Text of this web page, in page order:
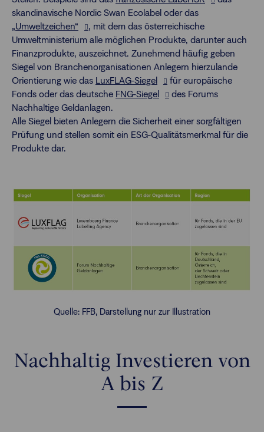
skandinavische Nordic Swan Ecolabel oder das
„Umweltzeichen“
, mit dem das österreichische
Umweltministerium alle möglichen Produkte, darunter auch
Finanzprodukte, auszeichnet. Zunehmend häufig geben
Siegel von Branchenorganisationen Anlegern hierzulande
Orientierung wie das LuxFLAG-Siegel
für europäische
Fonds oder das deutsche FNG-Siegel
des Forums
Nachhaltige Geldanlagen.
Alle Siegel bieten Anlegern die Sicherheit einer sorgfältigen
Prüfung und stellen somit ein ESG-Qualitätsmerkmal für die
Produkte dar.
Quelle: FFB, Darstellung nur zur Illustration
Nachhaltig Investieren von
A bis Z